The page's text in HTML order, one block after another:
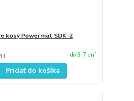
kosy Powermat SDK-2
do 3-7 dní
Pridať do košíka